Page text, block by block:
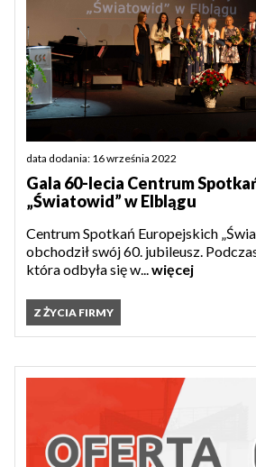
data dodania: 16 września 2022
Gala 60-lecia Centrum
„Światowid” w Elblągu
Centrum Spotkań Europejskich
obchodził swój 60. jubileusz.
która odbyła się w... więcej
Z ŻYCIA FIRMY